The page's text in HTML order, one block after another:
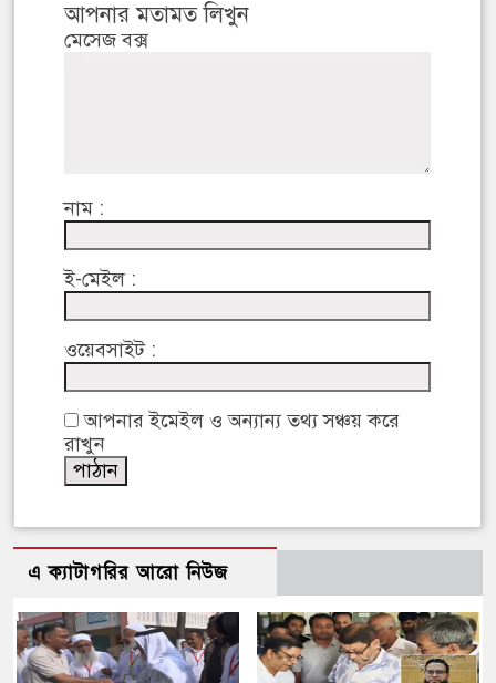
আপনার মতামত লিখুন
মেসেজ বক্স
নাম :
ই-মেইল :
ওয়েবসাইট :
আপনার ইমেইল ও অন্যান্য তথ্য সঞ্চয় করে
রাখুন
এ ক্যাটাগরির আরো নিউজ